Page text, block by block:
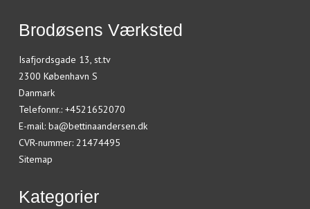
Brodøsens Værksted
Isafjordsgade 13, st.tv
2300 København S
Danmark
Telefonnr.: +4521652070
E-mail: ba@bettinaandersen.dk
CVR-nummer: 21474495
Sitemap
Kategorier